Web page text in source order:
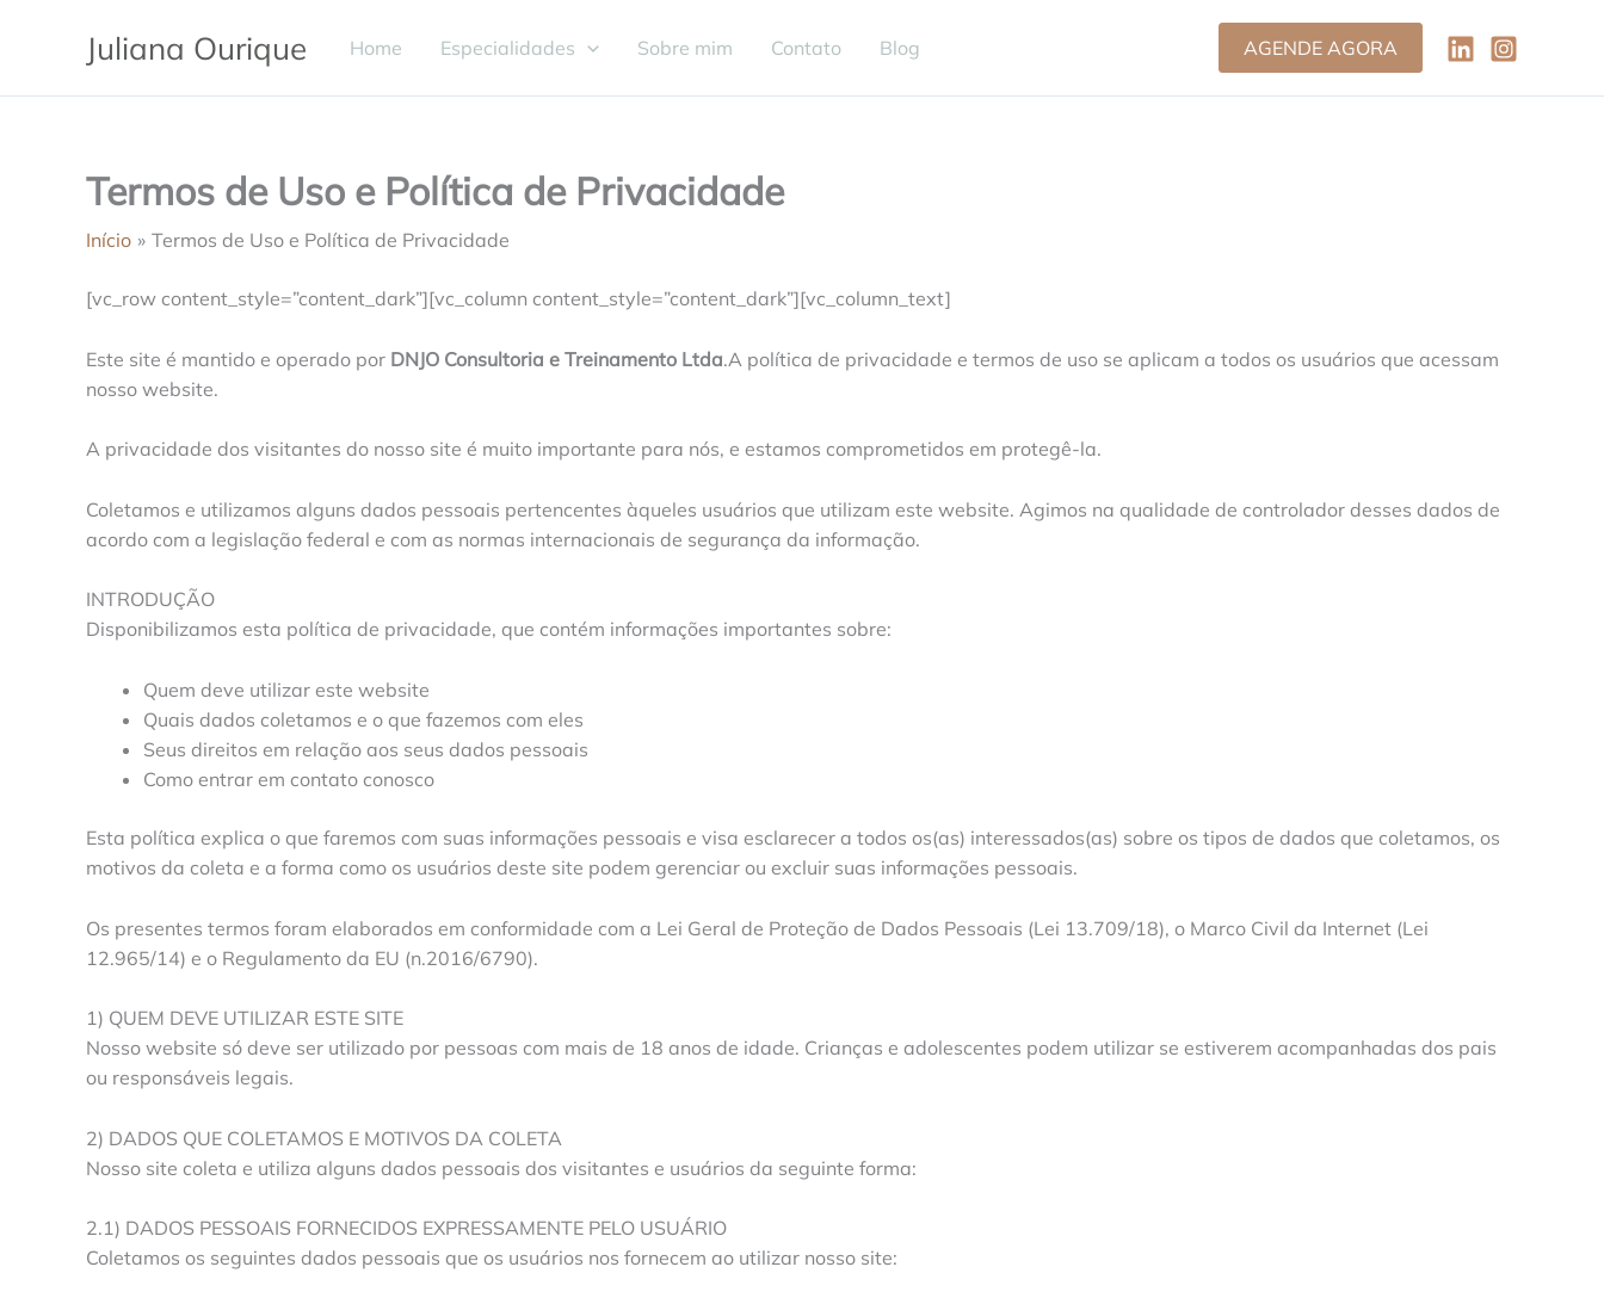
conteúdo
Juliana Ourique Home Especialidades Sobre mim Contato Blog AGENDE AGORA
Termos de Uso e Política de Privacidade
Início Termos de Uso e Política de Privacidade
[vc_row content_style=”content_dark”][vc_column content_style=”content_dark”][vc_column_text]
Este site é mantido e operado por DNJO Consultoria e Treinamento Ltda.A política de privacidade e termos de uso se aplicam a todos os usuários que acessam
nosso website.
A privacidade dos visitantes do nosso site é muito importante para nós, e estamos comprometidos em protegê-la.
Coletamos e utilizamos alguns dados pessoais pertencentes àqueles usuários que utilizam este website. Agimos na qualidade de controlador desses dados de
acordo com a legislação federal e com as normas internacionais de segurança da informação.
INTRODUÇÃO
Disponibilizamos esta política de privacidade, que contém informações importantes sobre:
Quem deve utilizar este website
Quais dados coletamos e o que fazemos com eles
Seus direitos em relação aos seus dados pessoais
Como entrar em contato conosco
Esta política explica o que faremos com suas informações pessoais e visa esclarecer a todos os(as) interessados(as) sobre os tipos de dados que coletamos, os
motivos da coleta e a forma como os usuários deste site podem gerenciar ou excluir suas informações pessoais.
Os presentes termos foram elaborados em conformidade com a Lei Geral de Proteção de Dados Pessoais (Lei 13.709/18), o Marco Civil da Internet (Lei
12.965/14) e o Regulamento da EU (n.2016/6790).
1) QUEM DEVE UTILIZAR ESTE SITE
Nosso website só deve ser utilizado por pessoas com mais de 18 anos de idade. Crianças e adolescentes podem utilizar se estiverem acompanhadas dos pais
ou responsáveis legais.
2) DADOS QUE COLETAMOS E MOTIVOS DA COLETA
Nosso site coleta e utiliza alguns dados pessoais dos visitantes e usuários da seguinte forma:
2.1) DADOS PESSOAIS FORNECIDOS EXPRESSAMENTE PELO USUÁRIO
Coletamos os seguintes dados pessoais que os usuários nos fornecem ao utilizar nosso site: